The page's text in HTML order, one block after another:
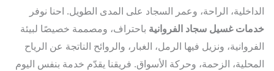
الراحة، وعمر السجاد على المدى الطويل. احنا نوفر
غسيل سجاد الفروانية باحتراف، ومصممة خصيصًا لبيئة
ونزيل فيها الرمل، الغبار، والروائح الناتجة عن الرياح
الزحمة، وحركة الأسواق. فريقنا يقدّم خدمة بنفس اليوم